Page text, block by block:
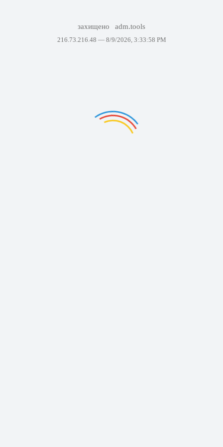
захищено adm.tools
216.73.216.48 — 8/9/2026, 3:33:58 PM